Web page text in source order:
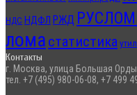
НДС НДФЛ РЖД
лома статистика
Контакты
г. Москва, улица Большая
тел. +7 (495) 980-06-08, +7 499